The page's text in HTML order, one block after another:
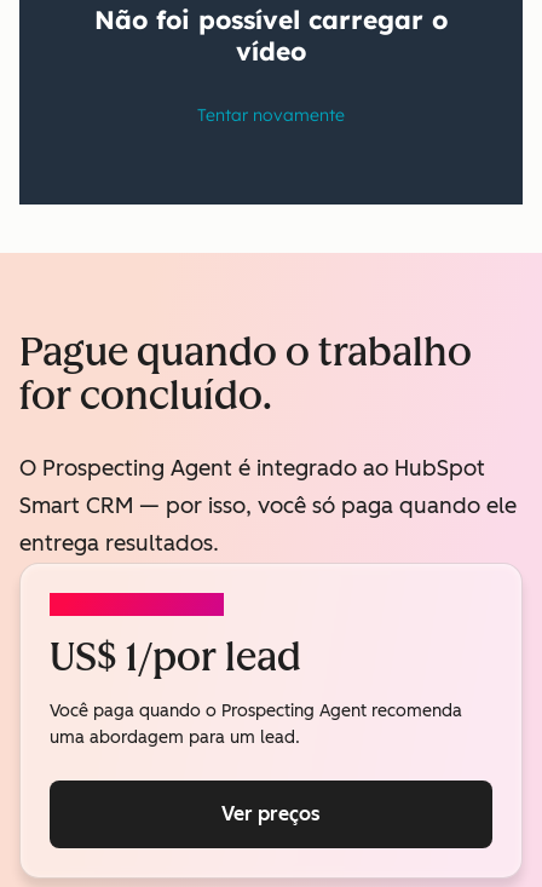
Pague quando o trabalho
for concluído.
O Prospecting Agent é integrado ao HubSpot
Smart CRM — por isso, você só paga quando ele
entrega resultados.
US$ 1/por lead
Você paga quando o Prospecting Agent recomenda
uma abordagem para um lead.
Ver preços